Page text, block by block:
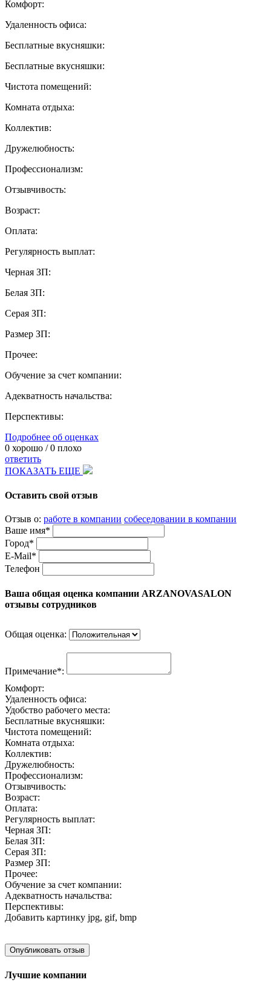
Комфорт:
Удаленность офиса:
Бесплатные вкусняшки:
Бесплатные вкусняшки:
Чистота помещений:
Комната отдыха:
Коллектив:
Дружелюбность:
Профессионализм:
Отзывчивость:
Возраст:
Оплата:
Регулярность выплат:
Черная ЗП:
Белая ЗП:
Серая ЗП:
Размер ЗП:
Прочее:
Обучение за счет компании:
Адекватность начальства:
Перспективы:
Подробнее об оценках
0 хорошо /0 плохо
ответить
ПОКАЗАТЬ ЕЩЕ
Оставить свой отзыв
Отзыв о: работе в компании собеседовании в компании
Ваше имя*
Город*
E-Mail*
Телефон
Ваша общая оценка компании ARZANOVASALON
отзывы сотрудников
Общая оценка:
Примечание*:
Комфорт:
Удаленность офиса:
Удобство рабочего места:
Бесплатные вкусняшки:
Чистота помещений:
Комната отдыха:
Коллектив:
Дружелюбность:
Профессионализм:
Отзывчивость:
Возраст:
Оплата:
Регулярность выплат:
Черная ЗП:
Белая ЗП:
Серая ЗП:
Размер ЗП:
Прочее:
Обучение за счет компании:
Адекватность начальства:
Перспективы:
Добавить картинку jpg, gif, bmp
Лучшие компании